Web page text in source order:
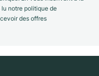
notre politique de
des offres